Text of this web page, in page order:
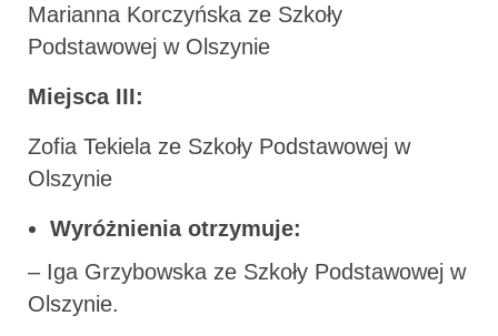
Marianna Korczyńska ze Szkoły
Podstawowej w Olszynie
Miejsca III:
Zofia Tekiela ze Szkoły Podstawowej w
Olszynie
Wyróżnienia otrzymuje:
– Iga Grzybowska ze Szkoły Podstawowej w
Olszynie.